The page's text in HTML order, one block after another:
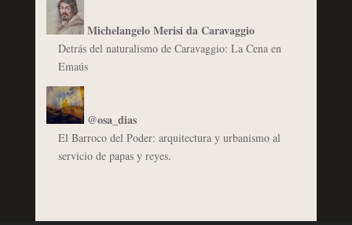
Michelangelo Merisi da Caravaggio
Detrás del naturalismo de Caravaggio: La Cena en
Emaús
@osa_dias
El Barroco del Poder: arquitectura y urbanismo al
servicio de papas y reyes.